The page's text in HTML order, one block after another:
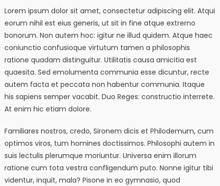
Lorem ipsum dolor sit amet, consectetur adipiscing elit. Atqui
eorum nihil est eius generis, ut sit in fine atque extrerno
bonorum. Non autem hoc: igitur ne illud quidem. Atque haec
coniunctio confusioque virtutum tamen a philosophis
ratione quadam distinguitur. Utilitatis causa amicitia est
quaesita. Sed emolumenta communia esse dicuntur, recte
autem facta et peccata non habentur communia. Itaque
his sapiens semper vacabit. Duo Reges: constructio interrete.
At enim hic etiam dolore.
Familiares nostros, credo, Sironem dicis et Philodemum, cum
optimos viros, tum homines doctissimos. Philosophi autem in
suis lectulis plerumque moriuntur. Universa enim illorum
ratione cum tota vestra confligendum puto. Nonne igitur tibi
videntur, inquit, mala? Pisone in eo gymnasio, quod